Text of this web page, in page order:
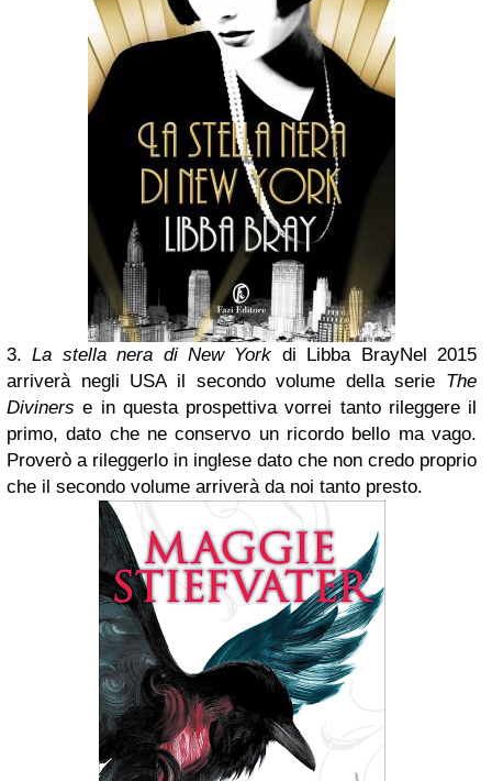
3.La stella nera di New York di Libba BrayNel 2015
arriverà negli USA il secondo volume della serie The
Diviners e in questa prospettiva vorrei tanto rileggere il
primo, dato che ne conservo un ricordo bello ma vago.
Proverò a rileggerlo in inglese dato che non credo proprio
che il secondo volume arriverà da noi tanto presto.